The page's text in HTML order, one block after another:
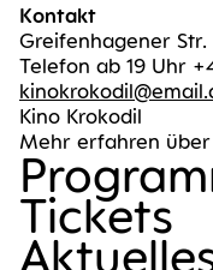
Kontakt
Greifenhagener Str.
Telefon ab 19 Uhr
Kino Krokodil
Mehr erfahren über
Tickets